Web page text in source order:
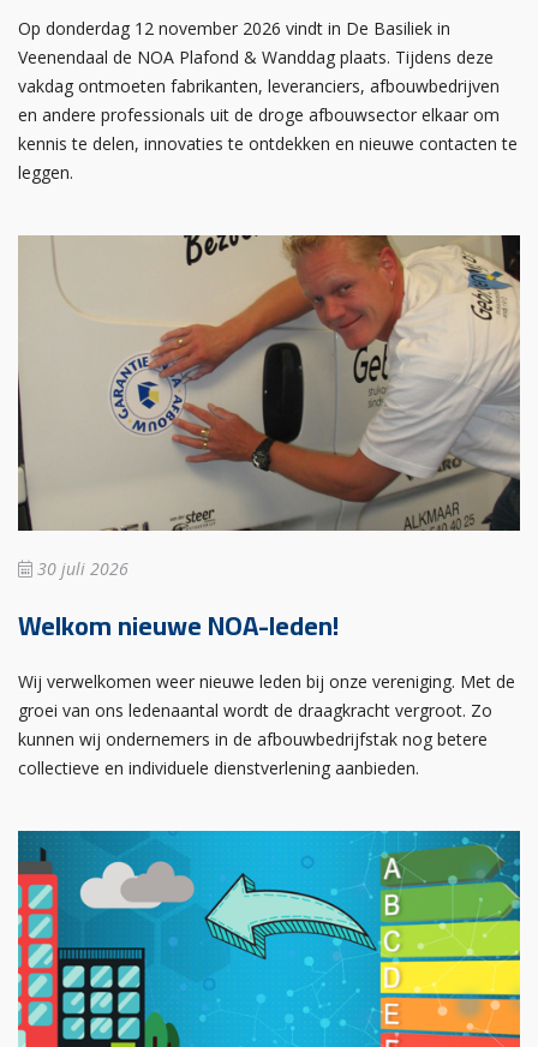
Op donderdag 12 november 2026 vindt in De Basiliek in
Veenendaal de NOA Plafond & Wanddag plaats. Tijdens deze
vakdag ontmoeten fabrikanten, leveranciers, afbouwbedrijven
en andere professionals uit de droge afbouwsector elkaar om
kennis te delen, innovaties te ontdekken en nieuwe contacten te
leggen.
30 juli 2026
Welkom nieuwe NOA-leden!
Wij verwelkomen weer nieuwe leden bij onze vereniging. Met de
groei van ons ledenaantal wordt de draagkracht vergroot. Zo
kunnen wij ondernemers in de afbouwbedrijfstak nog betere
collectieve en individuele dienstverlening aanbieden.